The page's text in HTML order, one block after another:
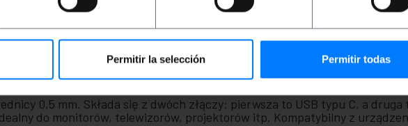
Permitir la selección Permitir todas
0,5 mm. Składa się z dwóch złączy: pierwsza to USB typu C, a druga
do monitorów, telewizorów, projektorów itp. Kompatybilny z